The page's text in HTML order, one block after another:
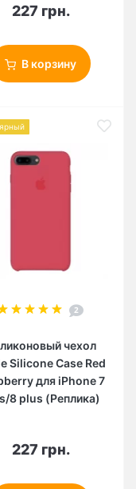
227 грн.
В корзину
2
чехол
Silicone Case Red
для iPhone 7
8 plus (Реплика)
227 грн.